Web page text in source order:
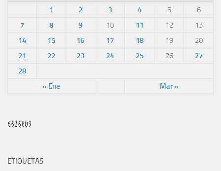
« Ene Mar »
1 2 3 4 5
6
7
8 9 10 11 12
13
14
15 16 17 18 19
20
21
22 23 24 25 26
27
28
ETIQUETAS